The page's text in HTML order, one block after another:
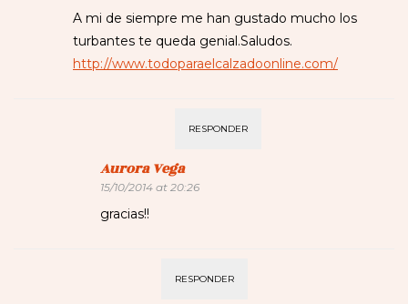
A mi de siempre me han gustado mucho los
turbantes te queda genial.Saludos.
http://www.todoparaelcalzadoonline.com/
RESPONDER
Aurora Vega
15/10/2014 at 20:26
gracias!!
RESPONDER